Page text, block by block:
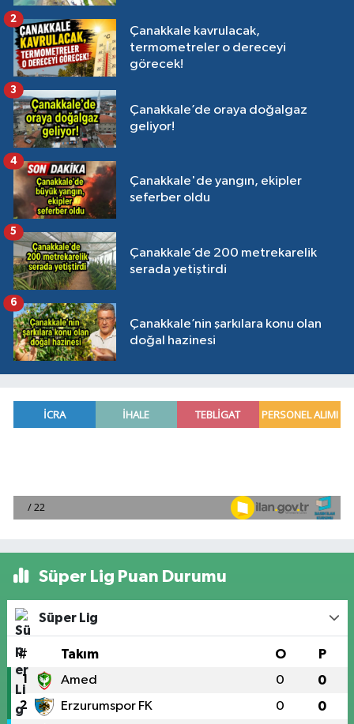
Çanakkale kavrulacak,
termometreler o dereceyi
görecek!
2
Çanakkale’de oraya doğalgaz
geliyor!
3
Çanakkale'de yangın, ekipler
seferber oldu
4
Çanakkale’de 200 metrekarelik
serada yetiştirdi
5
Çanakkale’nin şarkılara konu olan
doğal hazinesi
6
Süper Lig Puan Durumu
Süper Lig
# Takım O P
1 Amed 0 0
2 Erzurumspor FK 0 0